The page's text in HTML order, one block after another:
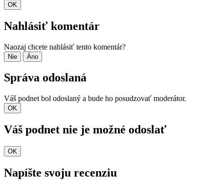
OK
Nahlásiť komentár
Naozaj chcete nahlásiť tento komentár?
Nie Áno
Správa odoslaná
Váš podnet bol odoslaný a bude ho posudzovať moderátor.
OK
Váš podnet nie je možné odoslať
OK
Napíšte svoju recenziu